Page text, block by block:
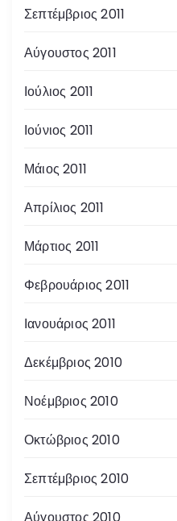
Σεπτέμβριος 2011
Αύγουστος 2011
Ιούλιος 2011
Ιούνιος 2011
Μάιος 2011
Απρίλιος 2011
Μάρτιος 2011
Φεβρουάριος 2011
Ιανουάριος 2011
Δεκέμβριος 2010
Νοέμβριος 2010
Οκτώβριος 2010
Σεπτέμβριος 2010
Αύγουστος 2010